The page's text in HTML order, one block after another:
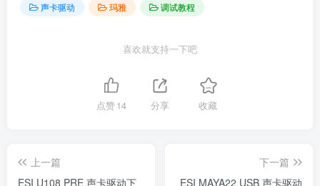
声卡驱动 玛雅 调试教程
喜欢就支持一下吧
点赞14 分享 收藏
上一篇
ESI U108 PRE 声卡驱动下
下一篇
ESI MAYA22 USB 声卡驱动